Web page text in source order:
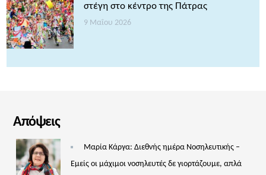
στέγη στο κέντρο της Πάτρας
9 Μαΐου 2026
Απόψεις
Μαρία Κάργα: Διεθνής ημέρα Νοσηλευτικής –
Εμείς οι μάχιμοι νοσηλευτές δε γιορτάζουμε, απλά